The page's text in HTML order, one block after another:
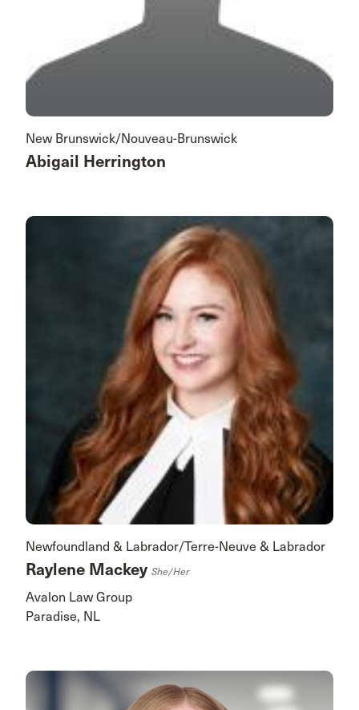
New Brunswick/Nouveau-Brunswick
Abigail Herrington
Newfoundland & Labrador/Terre-Neuve & Labrador
Raylene Mackey She/her
Avalon Law Group
Paradise, NL